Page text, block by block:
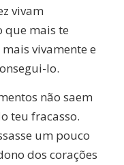
vivam
que mais te
vivamente e
lo.
não saem
teu fracasso.
um pouco
dos corações